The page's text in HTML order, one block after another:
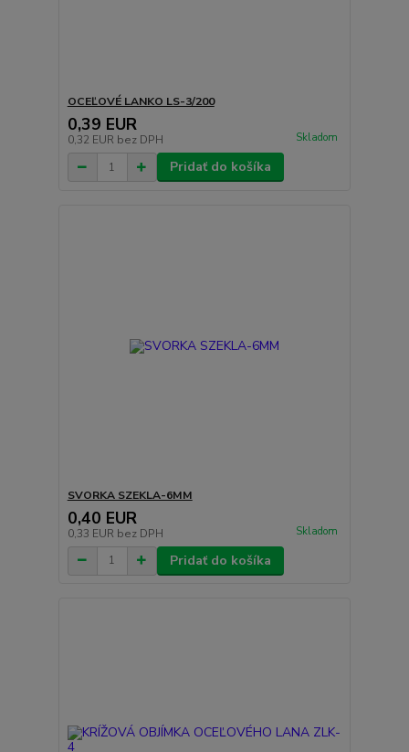
OCEĽOVÉ LANKO LS-3/200
0,39 EUR
0,32 EUR bez DPH Skladom
Pridať do košíka
SVORKA SZEKLA-6MM
0,40 EUR
0,33 EUR bez DPH Skladom
Pridať do košíka